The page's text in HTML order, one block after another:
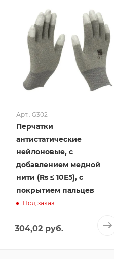
Арт.: G302
Перчатки
антистатические
нейлоновые, с
добавлением медной
нити (Rs ≤ 10Е5), с
покрытием пальцев
Под заказ
304,02 руб.